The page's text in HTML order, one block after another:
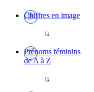
Chiffres en image
Prénoms féminins
de A à Z